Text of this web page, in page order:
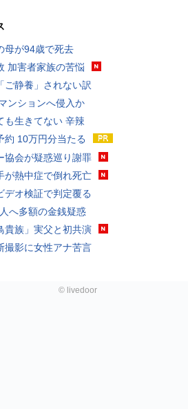
母が94歳で死去
加害者家族の苦悩
ご静養」されない訳
ンションへ侵入か
も生きてない 辛辣
約 10万円分当たる
協会が疑惑巡り謝罪
が熱中症で倒れ死亡
デオ検証で判定覆る
へ多額の金銭疑惑
貴族」実父と初共演
撮影に女性アナ苦言
© livedoor